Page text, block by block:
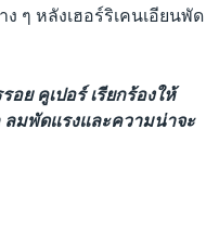
ๆ หลังเฮอร์ริเคนเอียนพัด
ย คูเปอร์ เรียกร้องให้
มพัดแรงและความน่าจะ